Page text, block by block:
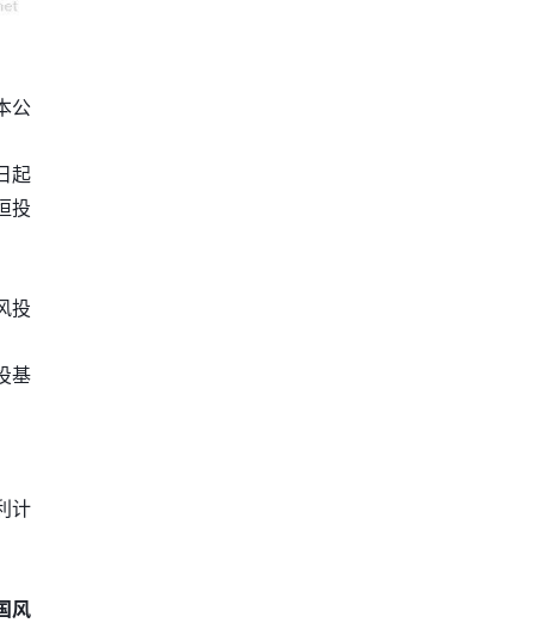
公
起
投
投
基
计
风